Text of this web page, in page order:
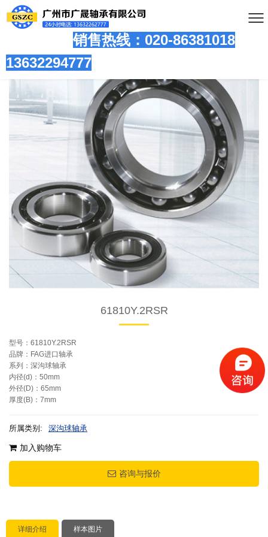
销售热线：020-86381018
13632294777
61810Y.2RSR
型号：61810Y.2RSR
品牌：FAG进口轴承
系列：深沟球轴承
内径(d)：50mm
外径(D)：65mm
厚度(B)：7mm
所属类别: 深沟球轴承
加入购物车
咨询与报价
详细介绍 样本图片